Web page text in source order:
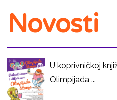
Novosti
U koprivničkoj
Olimpijada ...